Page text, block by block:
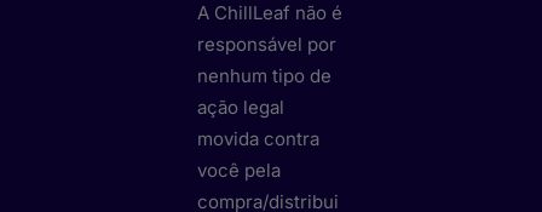
A ChillLeaf não é
responsável por
nenhum tipo de
ação legal
movida contra
você pela
compra/distribui